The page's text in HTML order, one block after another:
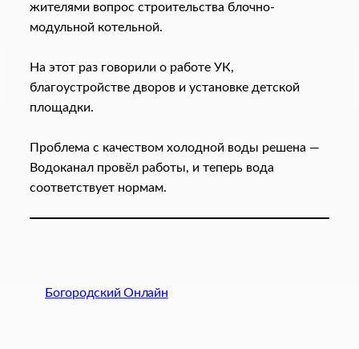
жителями вопрос строительства блочно-
модульной котельной.
На этот раз говорили о работе УК,
благоустройстве дворов и установке детской
площадки.
Проблема с качеством холодной воды решена —
Водоканал провёл работы, и теперь вода
соответствует нормам.
Богородский Онлайн